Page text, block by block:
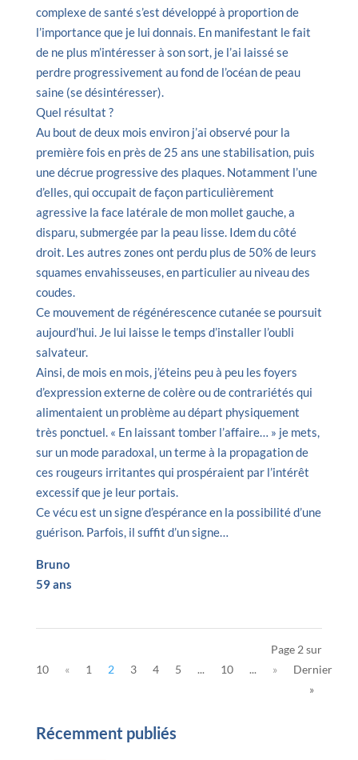
complexe de santé s’est développé à proportion de
l’importance que je lui donnais. En manifestant le fait
de ne plus m’intéresser à son sort, je l’ai laissé se
perdre progressivement au fond de l’océan de peau
saine (se désintéresser).
Quel résultat ?
Au bout de deux mois environ j’ai observé pour la
première fois en près de 25 ans une stabilisation, puis
une décrue progressive des plaques. Notamment l’une
d’elles, qui occupait de façon particulièrement
agressive la face latérale de mon mollet gauche, a
disparu, submergée par la peau lisse. Idem du côté
droit. Les autres zones ont perdu plus de 50% de leurs
squames envahisseuses, en particulier au niveau des
coudes.
Ce mouvement de régénérescence cutanée se poursuit
aujourd’hui. Je lui laisse le temps d’installer l’oubli
salvateur.
Ainsi, de mois en mois, j’éteins peu à peu les foyers
d’expression externe de colère ou de contrariétés qui
alimentaient un problème au départ physiquement
très ponctuel. « En laissant tomber l’affaire… » je mets,
sur un mode paradoxal, un terme à la propagation de
ces rougeurs irritantes qui prospéraient par l’intérêt
excessif que je leur portais.
Ce vécu est un signe d’espérance en la possibilité d’une
guérison. Parfois, il suffit d’un signe…
Bruno
59 ans
Page 2 sur
10
« 1 2 3 4 5 ... 10 ... »
Dernier
»
Récemment publiés